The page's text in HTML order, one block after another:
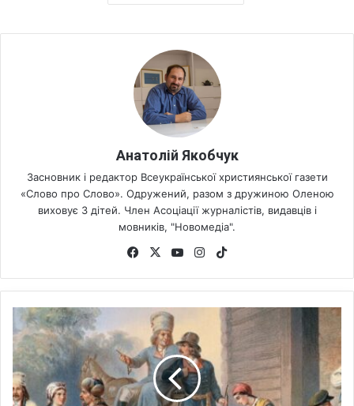
Анатолій Якобчук
Засновник і редактор Всеукраїнської християнської газети
«Слово про Слово». Одружений, разом з дружиною Оленою
виховує 3 дітей. Член Асоціації журналістів, видавців і
мовників, "Новомедіа".
Fa
bo
ok
X
Yo
ub
e
Ins
ra
m
k
о
м
у
Р
е